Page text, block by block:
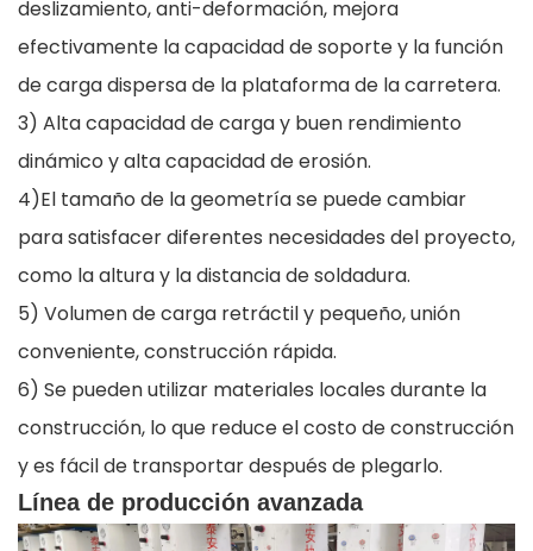
deslizamiento, anti-deformación, mejora
efectivamente la capacidad de soporte y la función
de carga dispersa de la plataforma de la carretera.
3) Alta capacidad de carga y buen rendimiento
dinámico y alta capacidad de erosión.
4)El tamaño de la geometría se puede cambiar
para satisfacer diferentes necesidades del proyecto,
como la altura y la distancia de soldadura.
5) Volumen de carga retráctil y pequeño, unión
conveniente, construcción rápida.
6) Se pueden utilizar materiales locales durante la
construcción, lo que reduce el costo de construcción
y es fácil de transportar después de plegarlo.
Línea de producción avanzada